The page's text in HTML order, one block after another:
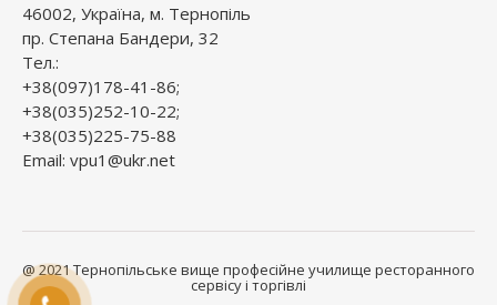
46002, Україна, м. Тернопіль
пр. Степана Бандери, 32
Тел.:
+38(097)178-41-86;
+38(035)252-10-22;
+38(035)225-75-88
Email: vpu1@ukr.net
@ 2021 Тернопільське вище професійне училище ресторанного
сервісу і торгівлі